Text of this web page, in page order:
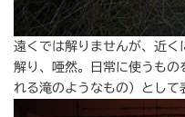
遠くでは解りませんが、近く
解り、唖然。日常に使うも
れる滝のようなもの）として